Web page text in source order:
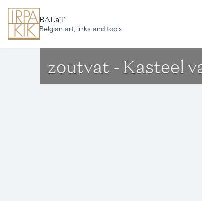
BALaT
Belgian art, links and tools
zoutvat - Kasteel